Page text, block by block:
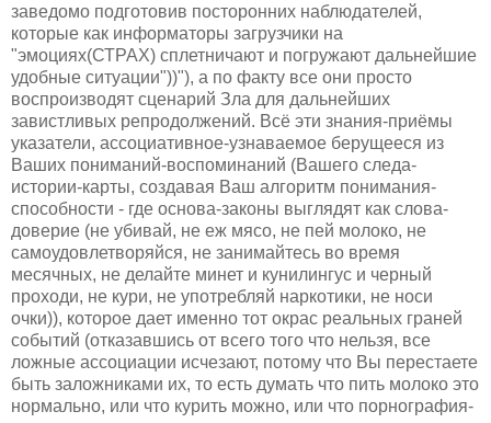
заведомо подготовив посторонних наблюдателей,
которые как информаторы загрузчики на
"эмоциях(СТРАХ) сплетничают и погружают дальнейшие
удобные ситуации"))"), а по факту все они просто
воспроизводят сценарий Зла для дальнейших
завистливых репродолжений. Всё эти знания-приёмы
указатели, ассоциативное-узнаваемое берущееся из
Ваших пониманий-воспоминаний (Вашего следа-
истории-карты, создавая Ваш алгоритм понимания-
способности - где основа-законы выглядят как слова-
доверие (не убивай, не еж мясо, не пей молоко, не
самоудовлетворяйся, не занимайтесь во время
месячных, не делайте минет и кунилингус и черный
проходи, не кури, не употребляй наркотики, не носи
очки)), которое дает именно тот окрас реальных граней
событий (отказавшись от всего того что нельзя, все
ложные ассоциации исчезают, потому что Вы перестаете
быть заложниками их, то есть думать что пить молоко это
нормально, или что курить можно, или что порнография-